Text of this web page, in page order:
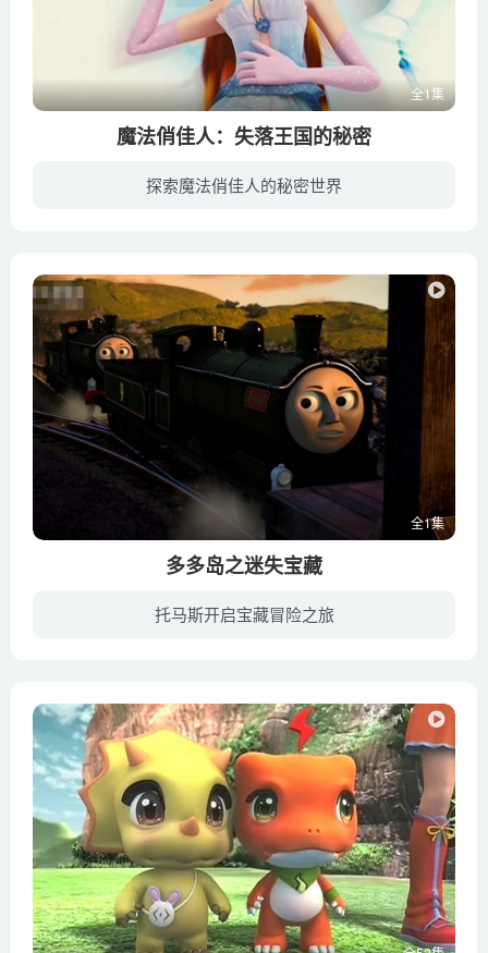
全1集
魔法俏佳人：失落王国的秘密
探索魔法俏佳人的秘密世界
全1集
多多岛之迷失宝藏
托马斯开启宝藏冒险之旅